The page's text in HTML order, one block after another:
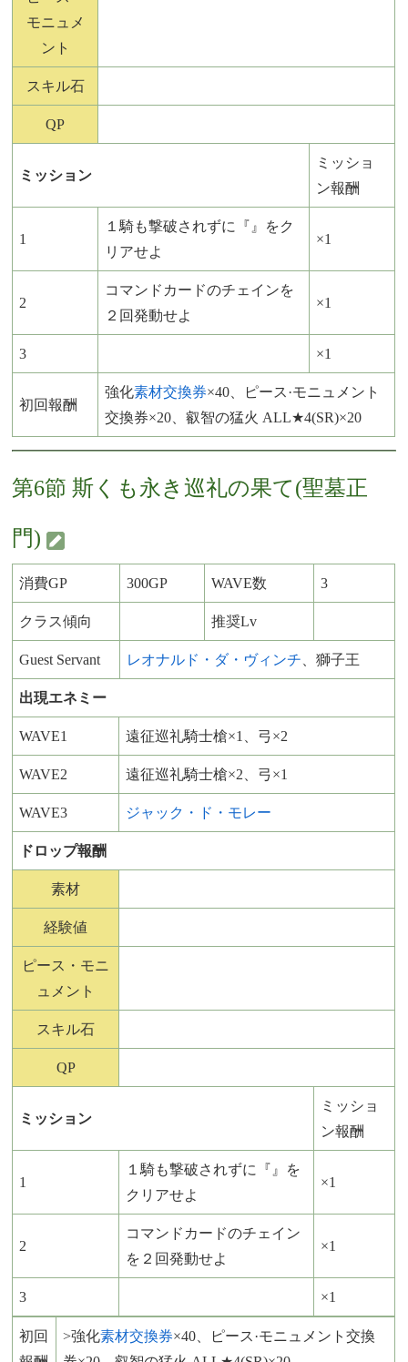
モニュメ
ント
スキル石
QP
ミッション
ミッショ
ン報酬
1
１騎も撃破されずに『』をク
リアせよ
×1
2
コマンドカードのチェインを
２回発動せよ
×1
3 ×1
初回報酬
強化素材交換券×40、ピース·モニュメント
交換券×20、叡智の猛火 ALL★4(SR)×20
第6節 斯くも永き巡礼の果て(聖墓正
門)
消費GP 300GP WAVE数 3
クラス傾向 推奨Lv
Guest Servant レオナルド・ダ・ヴィンチ 、獅子王
出現エネミー
WAVE1 遠征巡礼騎士槍×1、弓×2
WAVE2 遠征巡礼騎士槍×2、弓×1
WAVE3 ジャック・ド・モレー
ドロップ報酬
素材
経験値
ピース・モニ
ュメント
スキル石
QP
ミッション
ミッショ
ン報酬
1
１騎も撃破されずに『』を
クリアせよ
×1
2
コマンドカードのチェイン
を２回発動せよ
×1
3 ×1
初回
>強化素材交換券×40、ピース·モニュメント交換